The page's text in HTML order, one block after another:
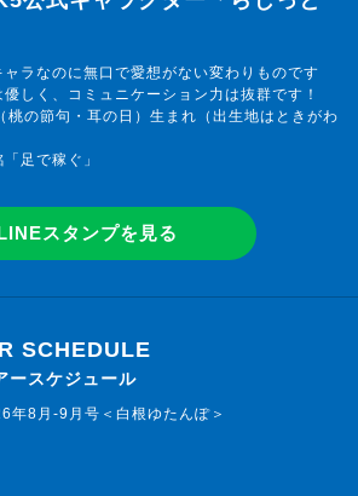
ャラなのに無口で愛想がない変わりものです
しく、コミュニケーション力は抜群です！
桃の節句・耳の日）生まれ（出生地はときがわ
足で稼ぐ」
スタンプを見る
SCHEDULE
ースケジュール
年8月-9月号＜白根ゆたんぽ＞